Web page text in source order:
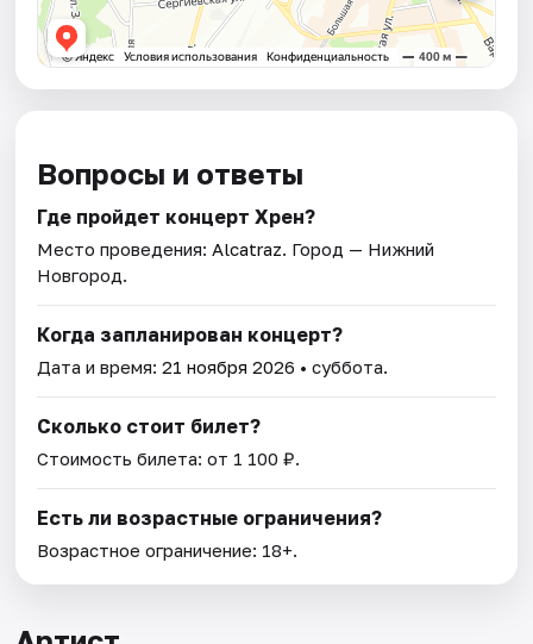
Вопросы и ответы
Где пройдет концерт Хрен?
Место проведения:Alcatraz. Город — Нижний
Новгород.
Когда запланирован концерт?
Дата и время:21 ноября 2026 • суббота.
Сколько стоит билет?
Стоимость билета: от 1 100 ₽.
Есть ли возрастные ограничения?
Возрастное ограничение: 18+.